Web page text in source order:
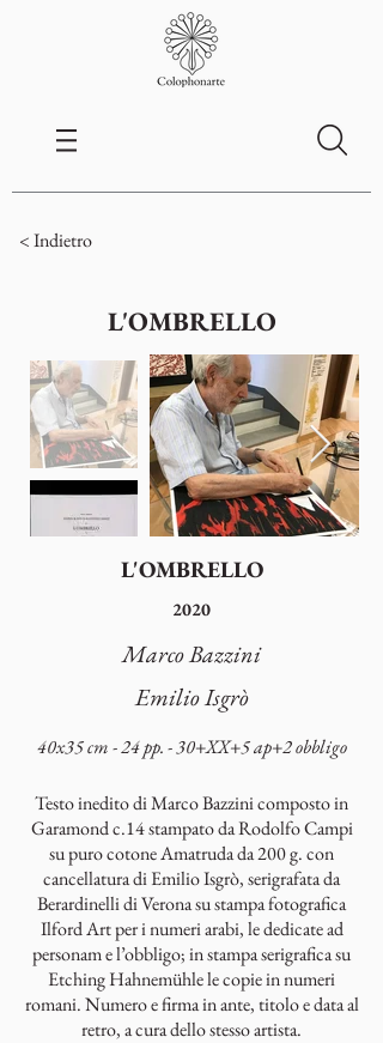
< Indietro
L'OMBRELLO
L'OMBRELLO
2020
Marco Bazzini
Emilio Isgrò
40x35 cm - 24 pp. - 30+XX+5 ap+2 obbligo
Testo inedito di Marco Bazzini composto in
Garamond c.14 stampato da Rodolfo Campi
su puro cotone Amatruda da 200 g. con
cancellatura di Emilio Isgrò, serigrafata da
Berardinelli di Verona su stampa fotografica
Ilford Art per i numeri arabi, le dedicate ad
personam e l’obbligo; in stampa serigrafica su
Etching Hahnemühle le copie in numeri
romani. Numero e firma in ante, titolo e data al
retro, a cura dello stesso artista.